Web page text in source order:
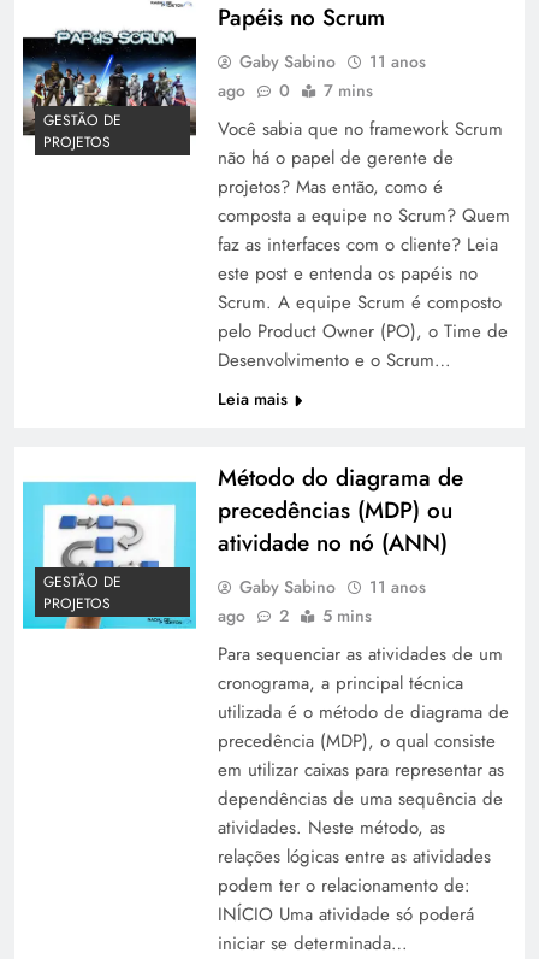
GESTÃO DE
PROJETOS
Papéis no Scrum
Gaby Sabino
11 anos
ago
0 7 mins
Você sabia que no framework Scrum
não há o papel de gerente de
projetos? Mas então, como é
composta a equipe no Scrum? Quem
faz as interfaces com o cliente? Leia
este post e entenda os papéis no
Scrum. A equipe Scrum é composto
pelo Product Owner (PO), o Time de
Desenvolvimento e o Scrum…
Leia mais
GESTÃO DE
PROJETOS
Método do diagrama de
precedências (MDP) ou
atividade no nó (ANN)
Gaby Sabino
11 anos
ago
2 5 mins
Para sequenciar as atividades de um
cronograma, a principal técnica
utilizada é o método de diagrama de
precedência (MDP), o qual consiste
em utilizar caixas para representar as
dependências de uma sequência de
atividades. Neste método, as
relações lógicas entre as atividades
podem ter o relacionamento de:
INÍCIO Uma atividade só poderá
iniciar se determinada…